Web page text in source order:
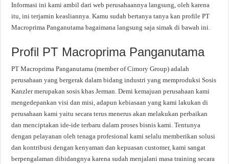
Informasi ini kami ambil dari web perusahaannya langsung, oleh karena
itu, ini terjamin keasliannya. Kamu sudah bertanya tanya kan profile PT
Macroprima Panganutama bagaimana langsung saja simak di bawah ini.
Profil PT Macroprima Panganutama
PT Macroprima Panganutama (member of Cimory Group) adalah
perusahaan yang bergerak dalam bidang industri yang memproduksi Sosis
Kanzler merupakan sosis khas Jerman. Demi kemajuan perusahaan kami
mengedepankan visi dan misi, adapun kebiasaan yang kami lakukan di
perusahaan kami yaitu secara terus menerus akan melakukan perbaikan
dan menciptakan ide-ide terbaru dalam proses bisnis kami. Tentunya
dengan pelayanan oleh tenaga profesional kami selalu memberikan solusi
dan kontribusi dengan kenyaman dan kepuasan customer, kami sangat
berpengalaman dibidangnya karena sudah menjalani masa training secara